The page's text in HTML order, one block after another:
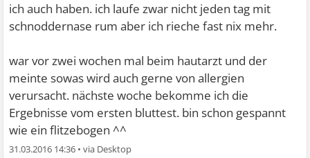
ich auch haben. ich laufe zwar nicht jeden tag mit
schnoddernase rum aber ich rieche fast nix mehr.
war vor zwei wochen mal beim hautarzt und der
meinte sowas wird auch gerne von allergien
verursacht. nächste woche bekomme ich die
Ergebnisse vom ersten bluttest. bin schon gespannt
wie ein flitzebogen ^^
31.03.2016 14:36 •